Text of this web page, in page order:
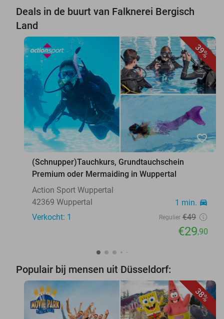
Deals in de buurt van Falknerei Bergisch
Land
39%
favorite_border
(Schnupper)Tauchkurs, Grundtauchschein
Premium oder Mermaiding in Wuppertal
Action Sport Wuppertal
42369 Wuppertal
1 min. directions_car
Verkocht: 1 Regulier €49
€29,90
Populair bij mensen uit Düsseldorf:
38%